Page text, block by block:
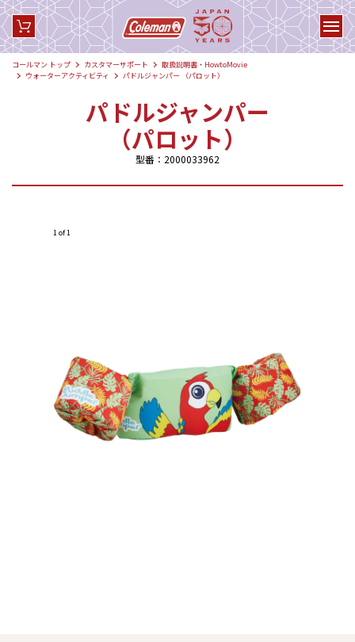
コールマン トップ カスタマーサポート
取扱説明書・HowtoMovie
ウォーターアクティビティ
パドルジャンパー （パロット）
パドルジャンパー
（パロット）
型番：2000033962
1 of 1